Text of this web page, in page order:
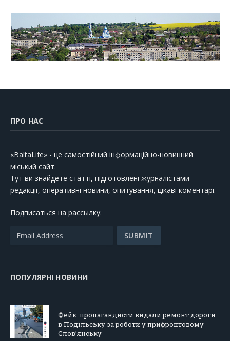
ПРО НАС
«BaltaLife» - це самостійний інформаційно-новинний
міський сайт.
Тут ви знайдете статті, підготовлені журналістами
редакції, оперативні новини, опитування, цікаві коментарі.
Подписаться на рассылку:
ПОПУЛЯРНІ НОВИНИ
Фейк: пропагандисти видали ремонт дороги
в Подільську за роботи у прифронтовому
Слов’янську